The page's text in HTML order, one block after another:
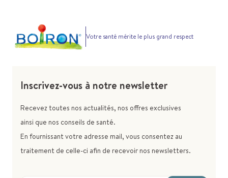
Votre santé mérite le plus grand respect
Inscrivez-vous à notre newsletter
Recevez toutes nos actualités, nos offres exclusives
ainsi que nos conseils de santé.
En fournissant votre adresse mail, vous consentez au
traitement de celle-ci afin de recevoir nos newsletters.